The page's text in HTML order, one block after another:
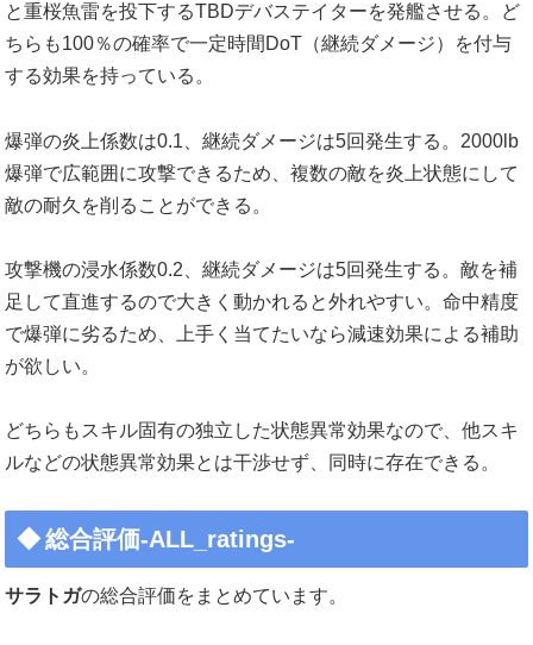
と重桜魚雷を投下するTBDデバステイターを発艦させる。ど
ちらも100％の確率で一定時間DoT（継続ダメージ）を付与
する効果を持っている。
爆弾の炎上係数は0.1、継続ダメージは5回発生する。2000lb
爆弾で広範囲に攻撃できるため、複数の敵を炎上状態にして
敵の耐久を削ることができる。
攻撃機の浸水係数0.2、継続ダメージは5回発生する。敵を補
足して直進するので大きく動かれると外れやすい。命中精度
で爆弾に劣るため、上手く当てたいなら減速効果による補助
が欲しい。
どちらもスキル固有の独立した状態異常効果なので、他スキ
ルなどの状態異常効果とは干渉せず、同時に存在できる。
総合評価-ALL_ratings-
サラトガの総合評価をまとめています。